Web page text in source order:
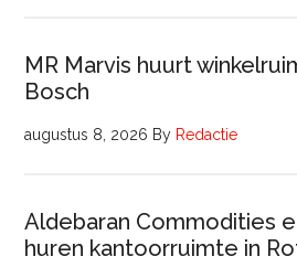
MR Marvis huurt
Bosch
augustus 8, 2026 By Redactie
Aldebaran Commodities
huren kantoorruimte in